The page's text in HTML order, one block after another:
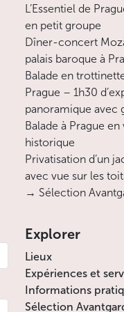
un
on
la
L’Essentiel de
en petit groupe
Dîner-concert
palais baroque à
Balade en
Prague – 1h30
panoramique avec
Balade à Prague
historique
Privatisation d’un
avec vue sur les
→ Sélection
Explorer
Lieux
Expériences et
Informations
Sélection